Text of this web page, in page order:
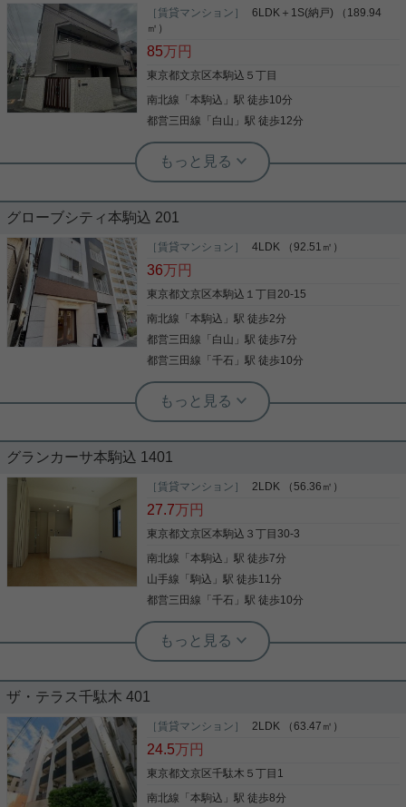
築浅物件だからこそ設備も新しく快適！大通り沿い
ではないのも嬉しいポイント。六義園まで徒歩5分
で緑も多く、グリーンコートも徒歩8分の距離で
す。文京区の中でも坂が少なく、フラットな道も多
先日より内見も可能になりました。周辺環境含め、
丁寧にご案内いたします。ご希望の際は実用春日ホ
実用春日ホーム 春日町店 堀江健太郎
本駒込と言ったらコレ！しっかりした
セキュリティと山手線と南北線が徒歩
10分圏内！
「ジオエント駒込」のここがイチオシ。室内設備は
浴室乾燥機・洗面所独立など豊富に揃っており、過
ごしやすいお部屋になっております。収納はシュー
き物の整理がしやすく便利です。玄関先まで覗き穴
を覗きに行かなくてもインターホン越しに誰が来た
のかを確認できるので防犯対策につながります。宅
取る必要がなく仕事に集中することができます。ア
ンテナ工事不要のBS対応物件です。これからの新生
活で失敗できないお部屋探し。文京区や南北線駒込
待ちしております。
［賃貸マンション］
6LDK＋1S(納戸) （189.94
㎡）
85万円
東京都文京区本駒込５丁目
南北線 「本駒込 」駅 徒歩10分
都営三田線 「 白山 」駅 徒歩12分
根津駅前センター（実用根津ホーム株式会社 根津駅前センター） スタ
ッフ小西
２世帯向き住宅
建物面積は189.94平米。 LDKが２ヶ所あり、２世帯
住宅向き １LDK＋６SLDKの大型物件 部屋数も多く
収納も豊富 車庫付きでの募集となります。
写真(9)
詳細を見る
グローブシティ本駒込 201
［賃貸マンション］ 4LDK （92.51㎡）
36万円
東京都文京区本駒込１丁目20-15
南北線 「本駒込 」駅 徒歩2分
都営三田線 「 白山 」駅 徒歩7分
都営三田線 「千石 」駅 徒歩10分
実用春日ホーム 富坂サテライト 金子瑠茄
本駒込の希少な4LDK☆
92㎡越えのお部屋で、ワンフロア１住戸というレア
な物件です☆ 駅徒歩２分と立地も良し。 4方向窓が
ございますので、日当たり・通風良好なお部屋！ 礼
金もゼロで初期費用が抑えられます！ 気になった方
ております。
写真(9)
グランカーサ本駒込 1401
［賃貸マンション］ 2LDK （56.36㎡）
27.7万円
東京都文京区本駒込３丁目30-3
南北線 「本駒込 」駅 徒歩7分
山手線 「駒込 」駅 徒歩11分
都営三田線 「千石 」駅 徒歩10分
実用春日ホーム 富坂サテライト デヘスースパトリシオ恒樹
☆昭和小学校区のファミリー物件！ペ
は駒込病院や駒込警察署、買い物商業施設が集まっ
ており、治安面でも買い物面でも便利な立地です☆
2LDKのお部屋となっており、南西の角部屋です！
☆お電話でのご相談もお気軽にくださいませ☆ 実用
6866-1230
写真(9)
ザ・テラス千駄木 401
［賃貸マンション］ 2LDK （63.47㎡）
24.5万円
東京都文京区千駄木５丁目1
南北線 「本駒込 」駅 徒歩8分